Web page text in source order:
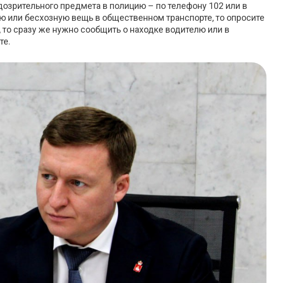
предмета в полицию – по телефону 102 или в
бесхозную вещь в общественном транспорте, то опросите
сразу же нужно сообщить о находке водителю или в